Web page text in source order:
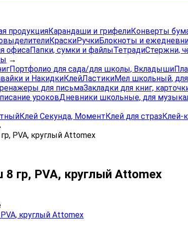
продукцияКарандаши и грифелиКонверты
КраскиРучкиБлокноты и
офисаПапки, сумки и файлыТетрадиСтержни,
→
Портфолио для сада/для школы, Вкладыши
и НакидкиКлейЛастикиМел школьный,
для письмаЗакладки для книг,
уроковДневники школьные, для
Клей Секунда, МоментКлей для стразКлей-
PVA, круглый Attomex
гр, PVA, круглый Attomex